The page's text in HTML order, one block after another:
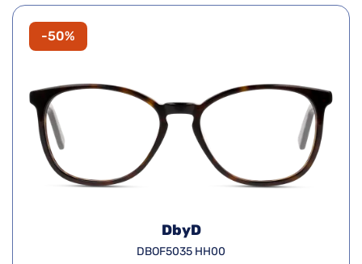
-50%
DbyD
DBOF5035 HH00